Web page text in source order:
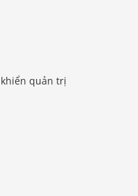
quản trị